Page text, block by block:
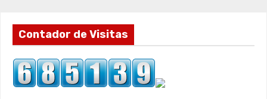
Contador de Visitas